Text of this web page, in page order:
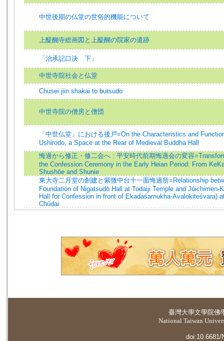
中世後期の仏堂の世俗的機能について
上醍醐寺総画図と上醍醐の院家の遺跡
「治承記口決 下」
中世寺院社会と仏堂
Chusei jiin shakai to butsudo
中世寺院の僧房と僧団
「中世仏堂」における後戸=On the Characteristics and
Ushirodo, a Space at the Rear of Medieval Buddha Hall
悔過から修正・修二会へ : 平安時代前期悔過会の変容
the Confession Ceremony in the Early Heian Period: From
Shushōe and Shunie
東大寺二月堂の創建と紫微中台十一面悔過所=Relationship
Foundation of Nigatsudō Hall at Todaiji Temple and Jūichimen-
Hall for Confession in front of Ekadaśamukha-Avalokiteśvara)
Chūdai
臺灣大學文學院佛
National Taiwan
doi:10.6681/